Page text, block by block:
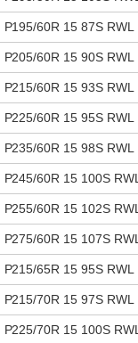
P195/60R 15 87S RWL
P205/60R 15 90S RWL
P215/60R 15 93S RWL
P225/60R 15 95S RWL
P235/60R 15 98S RWL
P245/60R 15 100S RWL
P255/60R 15 102S RWL
P275/60R 15 107S RWL
P215/65R 15 95S RWL
P215/70R 15 97S RWL
P225/70R 15 100S RWL